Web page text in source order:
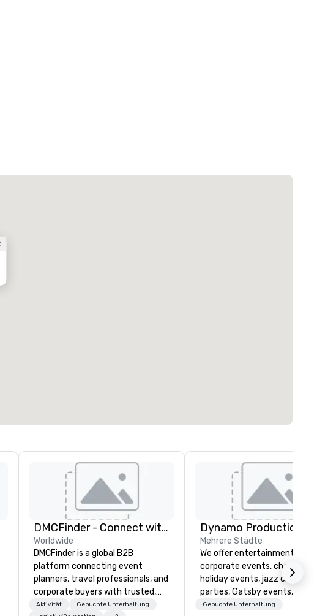
DMCFinder - Connect with Global DMC's
Worldwide
DMCFinder is a global B2B
platform connecting event
planners, travel professionals, and
corporate buyers with trusted,
verified Destination Management
Aktivität
Gebuchte Unterhaltung
Dynamo Productions
Mehrere Städte
We offer entertainment for
corporate events, charities,
holiday events, jazz clubs,
parties, Gatsby events,
and more with
Gebuchte Unterhaltung